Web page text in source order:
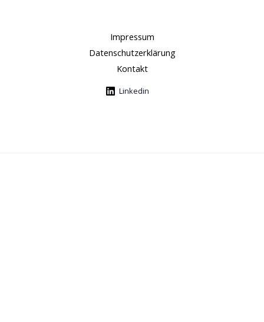
Impressum
Datenschutzerklärung
Kontakt
Linkedin